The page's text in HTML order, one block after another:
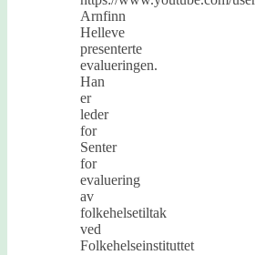
Arnfinn
Helleve
presenterte
evalueringen.
Han
er
leder
for
Senter
for
evaluering
av
folkehelsetiltak
ved
Folkehelseinstituttet